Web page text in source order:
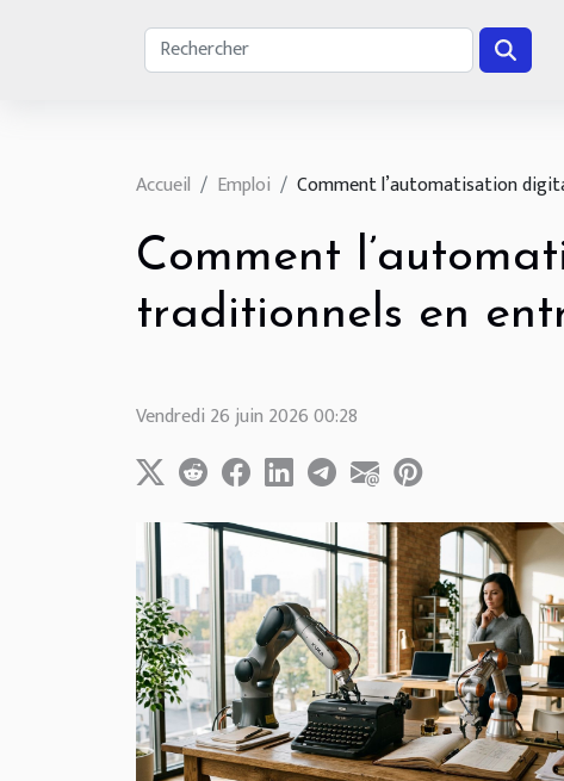
Accueil Emploi Comment l’automatisation
Comment
traditionnels en
Vendredi 26 juin 2026 00:28